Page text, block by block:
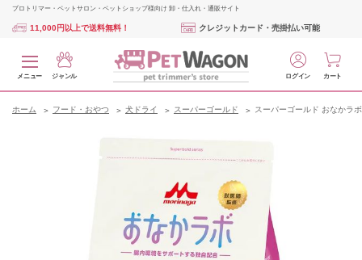
プロトリマー・ペットサロン・ペットショップ様向け 卸・仕入れ・通販サイト
11,000円以上で送料無料！ クレジットカード・売掛払い可能
メニュー ジャンル ログイン カート
ホーム フード・おやつ 犬ドライ スーパーゴールド スーパーゴールド おなかラ